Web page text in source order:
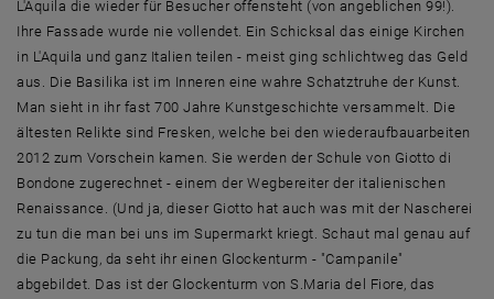
L'Aquila die wieder für Besucher offensteht (von angeblichen 99!).
Ihre Fassade wurde nie vollendet. Ein Schicksal das einige Kirchen
in L'Aquila und ganz Italien teilen - meist ging schlichtweg das Geld
aus. Die Basilika ist im Inneren eine wahre Schatztruhe der Kunst.
Man sieht in ihr fast 700 Jahre Kunstgeschichte versammelt. Die
ältesten Relikte sind Fresken, welche bei den wiederaufbauarbeiten
2012 zum Vorschein kamen. Sie werden der Schule von Giotto di
Bondone zugerechnet - einem der Wegbereiter der italienischen
Renaissance. (Und ja, dieser Giotto hat auch was mit der Nascherei
zu tun die man bei uns im Supermarkt kriegt. Schaut mal genau auf
die Packung, da seht ihr einen Glockenturm - "Campanile"
abgebildet. Das ist der Glockenturm von S.Maria del Fiore, das